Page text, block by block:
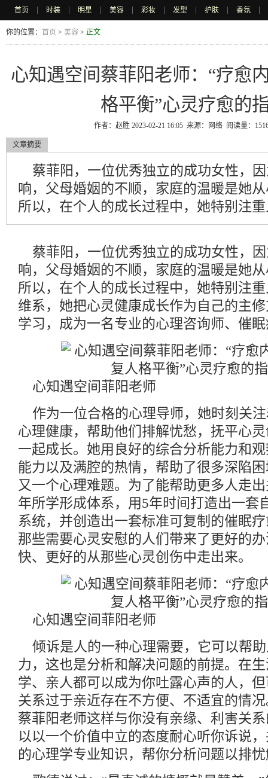
首页 时装 明星 美容 彩妆 发型 护肤 香氛
你的位置： 首页 > 美容 > 正文
心知遇空间蔡菲阳老师：“疗愈
格平衡”心灵疗愈的
作者：赵胜 2023-02-21 16:05 来源：网络 阅读量：
文章摘要
蔡菲阳，一位优秀独立的成功女性，
响，父母婚姻的不顺，家庭的温暖是她
所以，在个人的成长过程中，她特别注
蔡菲阳，一位优秀独立的成功女性，
响，父母婚姻的不顺，家庭的温暖是她
所以，在个人的成长过程中，她特别注
维系，她把心灵健康成长作为自己的主
学习，成为一名专业的心理咨询师、催
心知遇空间菲阳老师
作为一位合格的心理导师，她时刻关
心理健康，帮助他们排解忧愁，抚平心
一起成长。她用良好的综合分析能力和
能力以及满腔的热情，帮助了很多深陷
又一个心理难题。为了能帮助更多人走
年所学形成体系，用5年时间打造出一套
系统，并创造出一套标准可复制的催眠
那些需要心灵安慰的人们带来了更好的
快、更好的从那些心灵创伤中走出来。
心知遇空间菲阳老师
倾诉是人的一种心理需要，它可以帮
力，这也是分析和解决问题的前提。在
学、亲人都可以成为你吐露心声的人，
关系过于亲近存在不方便、不适宜的情
蔡菲阳老师这样与你没有亲缘、利害关
以以一个价值中立的态度耐心听你诉说
的心理学专业知识，帮你分析问题以排